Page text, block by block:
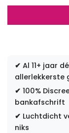
✔ Al 11+ jaar
allerlekkerste
✔ 100%
bankafschrift
✔ Luchtdicht
niks